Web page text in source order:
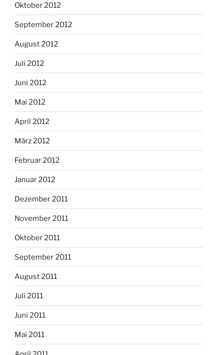
Oktober 2012
September 2012
August 2012
Juli 2012
Juni 2012
Mai 2012
April 2012
März 2012
Februar 2012
Januar 2012
Dezember 2011
November 2011
Oktober 2011
September 2011
August 2011
Juli 2011
Juni 2011
Mai 2011